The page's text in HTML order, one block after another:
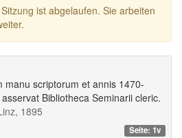
ist abgelaufen. Sie arbeiten
manu scriptorum et annis 1470-
Bibliotheca Seminarii cleric.
1895
Seite: 1v